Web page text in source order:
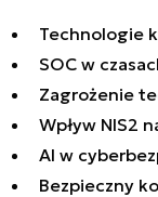
Technologie
SOC w
Zagrożenie
Wpływ NIS2
AI w
Bezpieczny